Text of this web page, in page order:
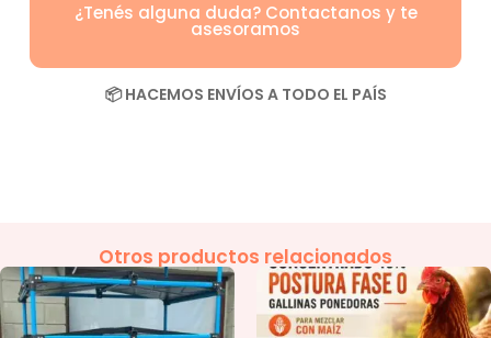
¿Tenés alguna duda? Contactanos y te
asesoramos
📦 HACEMOS ENVÍOS A TODO EL PAÍS
Otros productos relacionados